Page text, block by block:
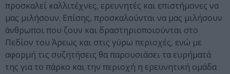
προσκαλεί καλλιτέχνες, ερευνητές και επιστήμονες να
μας μιλήσουν. Επίσης, προσκαλούνται να μας μιλήσουν
άνθρωποι που ζουν και δραστηριοποιούνται στο
Πεδίον του Άρεως και στις γύρω περιοχές, ενώ με
αφορμή τις συζητήσεις θα παρουσιάσει τα ευρήματά
της για το πάρκο και την περιοχή η ερευνητική ομάδα